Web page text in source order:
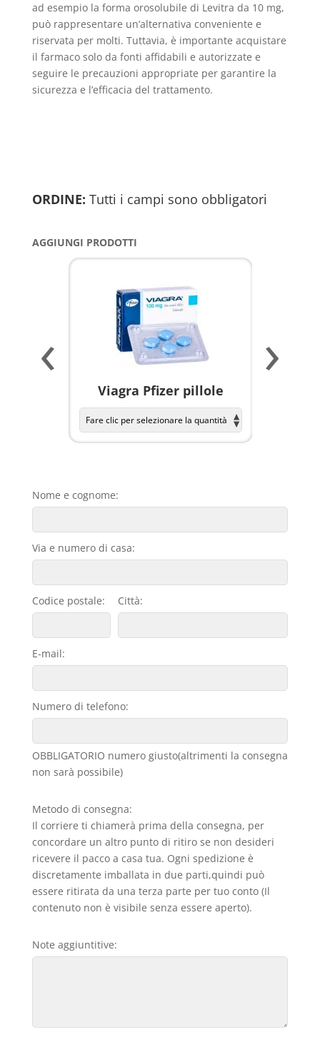
ad esempio la forma orosolubile di Levitra da 10 mg,
può rappresentare un’alternativa conveniente e
riservata per molti. Tuttavia, è importante acquistare
il farmaco solo da fonti affidabili e autorizzate e
seguire le precauzioni appropriate per garantire la
sicurezza e l’efficacia del trattamento.
ORDINE: Tutti i campi sono obbligatori
AGGIUNGI PRODOTTI
Viagra Pfizer pillole
‹ ›
Nome e cognome:
Via e numero di casa:
Codice postale: Città:
E-mail:
Numero di telefono:
OBBLIGATORIO numero giusto(altrimenti la consegna
non sarà possibile)
Metodo di consegna:
Il corriere ti chiamerà prima della consegna, per
concordare un altro punto di ritiro se non desideri
ricevere il pacco a casa tua. Ogni spedizione è
discretamente imballata in due parti,quindi può
essere ritirata da una terza parte per tuo conto (Il
contenuto non è visibile senza essere aperto).
Note aggiuntitive: